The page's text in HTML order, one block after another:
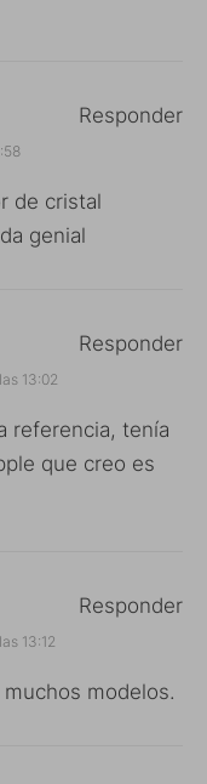
de cristal
genial
Responder
13:02
referencia, tenía
que creo es
Responder
13:12
modelos.
Responder